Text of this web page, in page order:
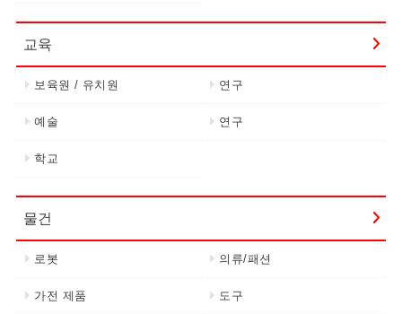
교육
보육원 / 유치원 연구
예술 연구
학교
물건
로봇 의류/패션
가전 제품 도구